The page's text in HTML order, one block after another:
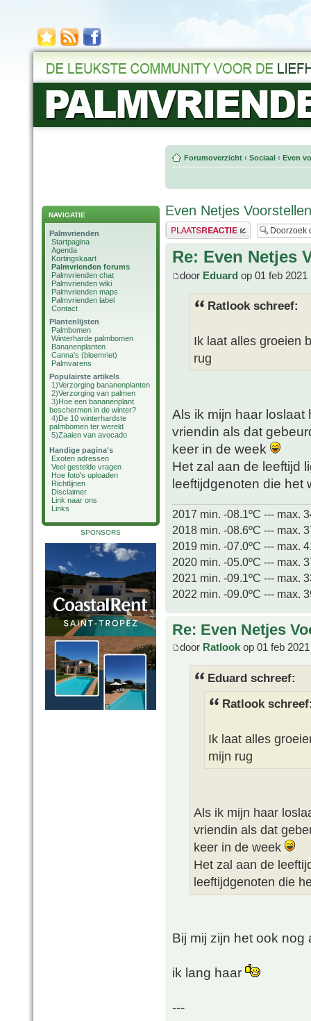
NAVIGATIE
Palmvrienden
Startpagina
Agenda
Kortingskaart
Palmvrienden forums
Palmvrienden chat
Palmvrienden wiki
Palmvrienden maps
Palmvrienden label
Contact
Plantenlijsten
Palmbomen
Winterharde palmbomen
Bananenplanten
Canna's (bloemriet)
Palmvarens
Populairste artikels
1)Verzorging bananenplanten
2)Verzorging van palmen
3)Hoe een bananenplant
beschermen in de winter?
4)De 10 winterhardste
palmbomen ter wereld
5)Zaaien van avocado
Handige pagina's
Exoten adressen
Veel gestelde vragen
Hoe foto's uploaden
Richtlijnen
Disclaimer
Link naar ons
Links
SPONSORS
Forumoverzicht ‹ Sociaal ‹ Even
Even Netjes
Plaats een reactie
Re: Even Netjes
door Eduard op 01 feb 2021
Ratlook schreef:
Ik laat alles groeien
rug
Als ik mijn haar loslaat
vriendin als dat
keer in de week
Het zal aan de leeftijd
leeftijdgenoten die het
2017 min. -08.1ºC --- max.
2018 min. -08.6ºC --- max.
2019 min. -07.0ºC --- max.
2020 min. -05.0ºC --- max.
2021 min. -09.1ºC --- max.
2022 min. -09.0ºC --- max.
Re: Even Netjes
door Ratlook op 01 feb
Eduard schreef:
Ratlook
Ik laat alles
mijn rug
Als ik mijn haar
vriendin als dat
keer in de week
Het zal aan de
leeftijdgenoten die
Bij mij zijn het ook
ik lang haar
---